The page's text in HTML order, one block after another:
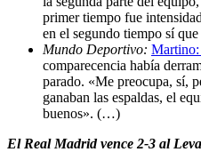
primer tiempo fue
en el segundo tiempo sí
Mundo Deportivo: Martino:
comparecencia había
parado. «Me preocupa, sí,
ganaban las espaldas, el
buenos». (…)
El Real Madrid vence 2-3 al